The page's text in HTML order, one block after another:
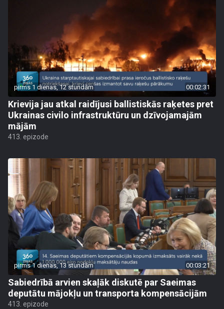
pirms 1 dienas, 12 stundām 00:02:31
Krievija jau atkal raidījusi ballistiskās raķetes pret
Ukrainas civilo infrastruktūru un dzīvojamajām
mājām
413. epizode
pirms 1 dienas, 13 stundām 00:03:21
Sabiedrībā arvien skaļāk diskutē par Saeimas
deputātu mājokļu un transporta kompensācijām
413. epizode